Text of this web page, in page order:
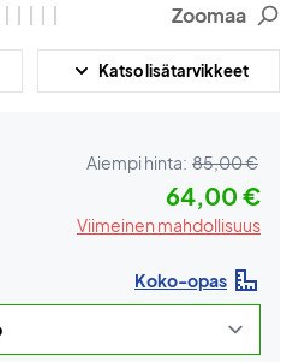
Zoomaa
Katso lisätarvikkeet
Aiempi hinta: 85,00 €
64,00 €
Viimeinen mahdollisuus
Koko-opas